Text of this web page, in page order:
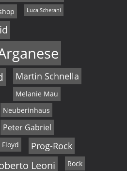
Luca Scherani
Martin Schnella
Melanie Mau
Neuberinhaus
Peter Gabriel
Floyd Prog-Rock
Leoni Rock